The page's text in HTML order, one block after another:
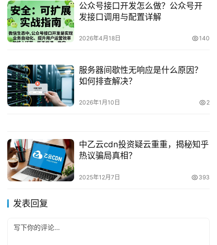
公众号接口开发怎么做？公众号开
发接口调用与配置详解
2026年4月18日 140
服务器间歇性无响应是什么原因？
如何排查解决？
2026年1月10日 2
中乙云cdn投资疑云重重，揭秘知乎
热议骗局真相？
2025年12月7日 393
发表回复